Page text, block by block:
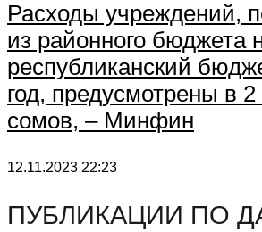
Расходы учреждений,
из районного бюджета
республиканский
год, предусмотрены в
сомов, – Минфин
12.11.2023 22:23
ПУБЛИКАЦИИ ПО